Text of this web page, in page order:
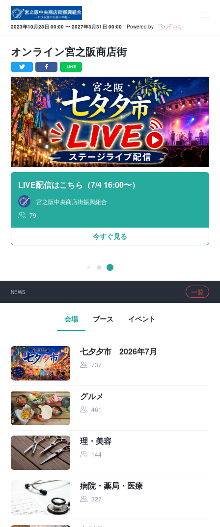
2023年10月28日 00:00 〜 2027年3月31日 00:00 Powered by
オンライン宮之阪商店街
LIVE配信はこちら（7/4 16:00〜）
宮之阪中央商店街振興組合
79
今すぐ見る
宮之阪商店街七夕夕市2026
宮之阪中央商店街振興組合
600
今すぐ見る
みや〜たんとあそぼう！宮之阪・七夕ゆ～いち☆か
りもの競争（きょうそう）
58
今すぐ見る
LIVE配信はこちら（7/4 16:00〜）
宮之阪中央商店街振興組合
79
今すぐ見る
宮之阪商店街七夕夕市2026
宮之阪中央商店街振興組合
600
今すぐ見る
NEWS 一覧
会場 ブース イベント
七夕夕市 2026年7月
737
グルメ
461
理・美容
144
病院・薬局・医療
327